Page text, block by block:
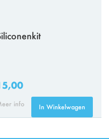
info In Winkelwagen